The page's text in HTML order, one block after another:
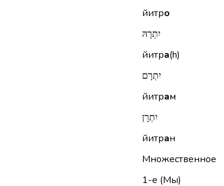
йитро
יִתְרָהּ
йитра(h)
יִתְרָם
йитрам
יִתְרָן
йитран
Множественное
1-е (Мы)